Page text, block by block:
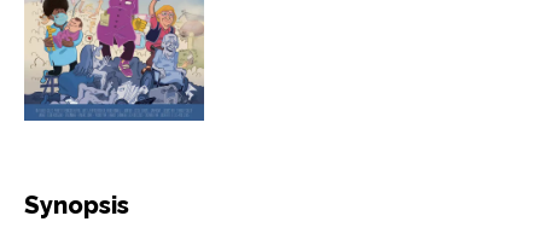
Synopsis